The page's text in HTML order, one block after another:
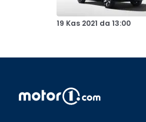
19 Kas 2021 da 13:00